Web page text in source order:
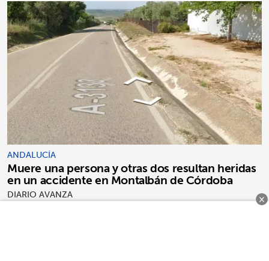
ANDALUCÍA
Muere una persona y otras dos resultan heridas
en un accidente en Montalbán de Córdoba
DIARIO AVANZA ×